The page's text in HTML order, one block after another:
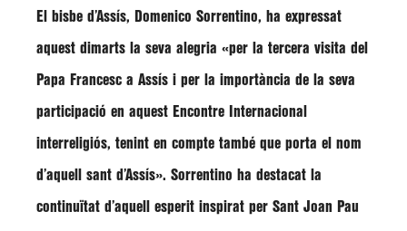
El bisbe d’Assís, Domenico Sorrentino, ha expressat
aquest dimarts la seva alegria «per la tercera visita del
Papa Francesc a Assís i per la importància de la seva
participació en aquest Encontre Internacional
interreligiós, tenint en compte també que porta el nom
d’aquell sant d’Assís». Sorrentino ha destacat la
continuïtat d’aquell esperit inspirat per Sant Joan Pau